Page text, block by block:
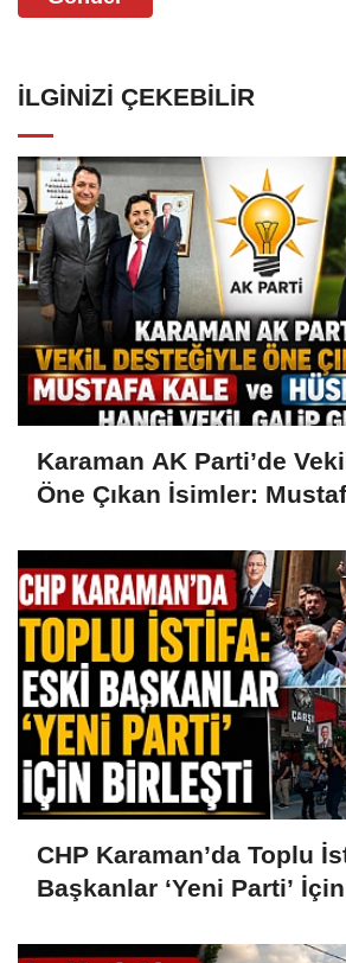
İLGINIZI ÇEKEBILIR
Karaman AK Parti’de
Öne Çıkan İsimler:
CHP Karaman’da Toplu
Başkanlar ‘Yeni Parti’